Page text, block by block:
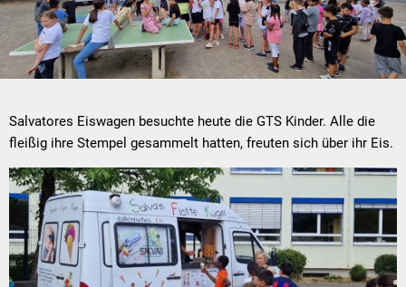
Salvatores Eiswagen besuchte heute die GTS Kinder. Alle die
fleißig ihre Stempel gesammelt hatten, freuten sich über ihr Eis.